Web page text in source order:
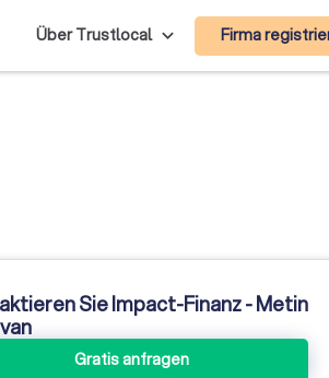
Über Trustlocal Firma
Sie Impact-Finanz - Metin
Gratis anfragen